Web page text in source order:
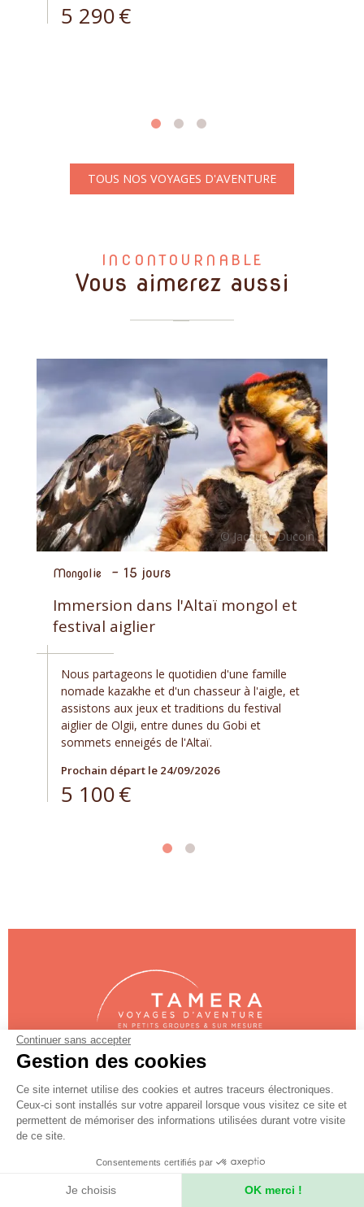
5 290€
TOUS NOS VOYAGES D'AVENTURE
INCONTOURNABLE
Vous aimerez aussi
Mongolie - 15 jours
Immersion dans l'Altaï mongol et
festival aiglier
Nous partageons le quotidien d'une famille
nomade kazakhe et d'un chasseur à l'aigle, et
assistons aux jeux et traditions du festival
aiglier de Olgii, entre dunes du Gobi et
sommets enneigés de l'Altaï.
Prochain départ le 24/09/2026
5 100€
Votre voyage privatisé ou sur
mesure ?
Des informations sur votre voyage ?
Contactez nos conseillers
Continuer sans accepter
Gestion des cookies
Ce site internet utilise des cookies et autres traceurs électroniques.
Ceux-ci sont installés sur votre appareil lorsque vous visitez ce site et
permettent de mémoriser des informations utilisées durant votre visite
de ce site.
Consentements certifiés par
Je choisis OK merci !